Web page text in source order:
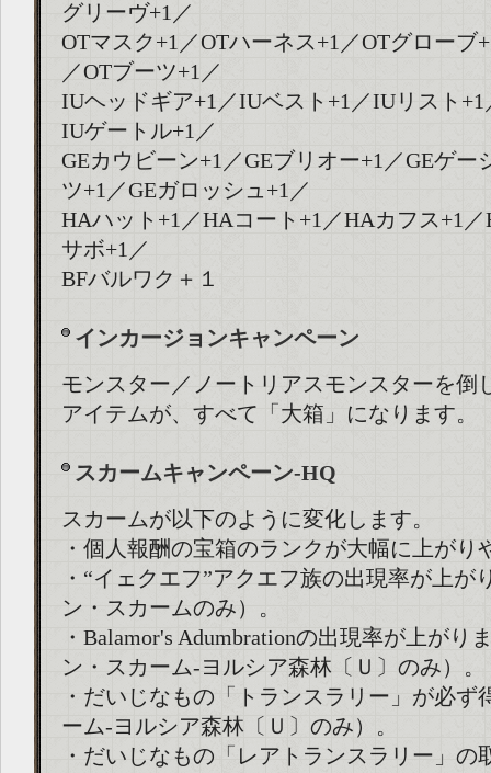
グリーヴ+1／
OTマスク+1／OTハーネス+1／OTグローブ
／OTブーツ+1／
IUヘッドギア+1／IUベスト+1／IUリスト
IUゲートル+1／
GEカウビーン+1／GEブリオー+1／GEゲー
ツ+1／GEガロッシュ+1／
HAハット+1／HAコート+1／HAカフス+1
サボ+1／
BFバルワク＋１
インカージョンキャンペーン
モンスター／ノートリアスモンスターを倒
アイテムが、すべて「大箱」になります。
スカームキャンペーン-HQ
スカームが以下のように変化します。
・個人報酬の宝箱のランクが大幅に上がり
・“イェクエフ”アクエフ族の出現率が上が
ン・スカームのみ）。
・Balamor's Adumbrationの出現率が上がり
ン・スカーム-ヨルシア森林〔Ｕ〕のみ）。
・だいじなもの「トランスラリー」が必ず
ーム-ヨルシア森林〔Ｕ〕のみ）。
・だいじなもの「レアトランスラリー」の